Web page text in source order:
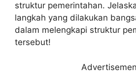
struktur pemerintahan.
langkah yang dilakukan
dalam melengkapi struktur
tersebut!